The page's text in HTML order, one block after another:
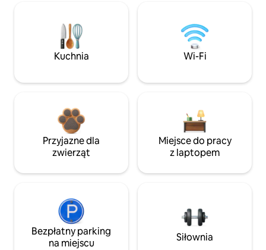
Kuchnia Wi-Fi
Przyjazne dla
zwierząt
Miejsce do pracy
z laptopem
Bezpłatny parking
na miejscu
Siłownia